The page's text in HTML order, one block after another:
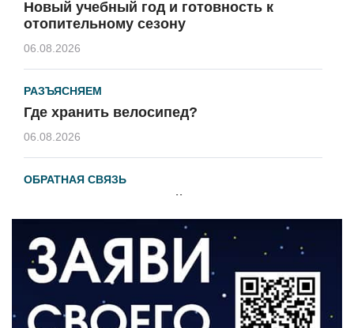
Новый учебный год и готовность к
отопительному сезону
06.08.2026
РАЗЪЯСНЯЕМ
Где хранить велосипед?
06.08.2026
ОБРАТНАЯ СВЯЗЬ
Администрация онлайн
ВЛАСТЬ
День памяти и «Симфония народов»
06.08.2026